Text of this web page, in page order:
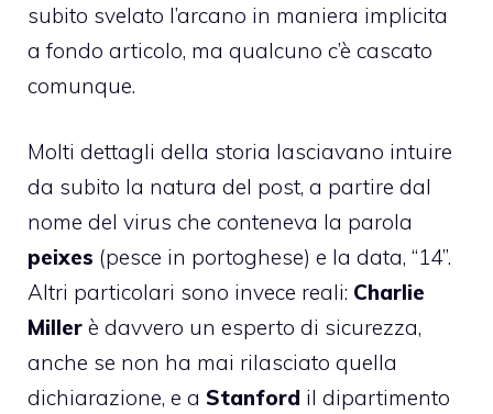
subito svelato l’arcano in maniera implicita
a fondo articolo, ma qualcuno c’è cascato
comunque.
Molti dettagli della storia lasciavano intuire
da subito la natura del post, a partire dal
nome del virus che conteneva la parola
peixes (pesce in portoghese) e la data, “14”.
Altri particolari sono invece reali: Charlie
Miller è davvero un esperto di sicurezza,
anche se non ha mai rilasciato quella
dichiarazione, e a Stanford il dipartimento